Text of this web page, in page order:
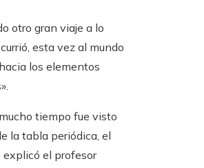
otro gran viaje a lo
esta vez al mundo
los elementos
tiempo fue visto
la tabla periódica, el
explicó el profesor